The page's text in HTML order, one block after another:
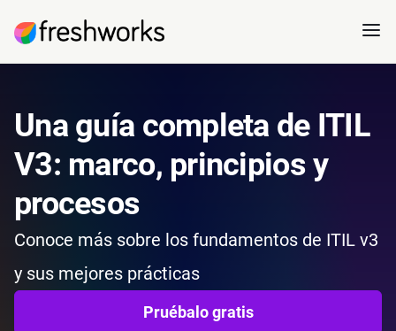
Una guía completa de ITIL
V3: marco, principios y
procesos
Conoce más sobre los fundamentos de ITIL v3
y sus mejores prácticas
Pruébalo gratis